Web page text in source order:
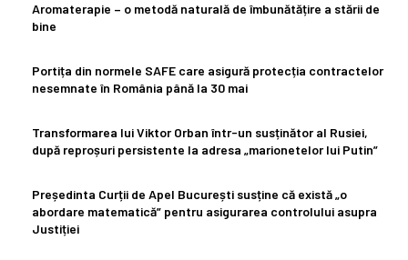
Aromaterapie – o metodă naturală de îmbunătățire a stării de
bine
Portița din normele SAFE care asigură protecția contractelor
nesemnate în România până la 30 mai
Transformarea lui Viktor Orban într-un susținător al Rusiei,
după reproșuri persistente la adresa „marionetelor lui Putin”
Președinta Curții de Apel București susține că există „o
abordare matematică” pentru asigurarea controlului asupra
Justiției